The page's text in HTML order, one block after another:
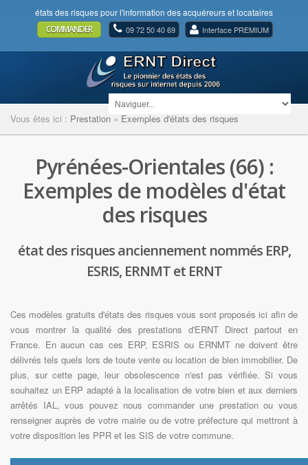
états des risques pour l'information des acquéreurs et locataires
COMMANDER
09 72 50 40 69 Interface PREMIUM
Vous êtes ici : Prestation » Exemples d'états des risques
Pyrénées-Orientales (66) :
Exemples de modèles d'état
des risques
état des risques anciennement nommés ERP,
ESRIS, ERNMT et ERNT
Ces modèles gratuits d'états des risques vous sont proposés ici afin de
vous montrer la qualité des prestations d'ERNT Direct partout en
France. En aucun cas ces ERP, ESRIS ou ERNMT ne doivent être
délivrés tels quels lors de toute vente ou location de bien immobilier. De
plus, sur cette page, leur obsolescence n'est pas vérifiée. Si vous
souhaitez un ERP adapté à la localisation de votre bien et aux derniers
arrêtés IAL, vous pouvez nous commander une prestation ou vous
renseigner auprès de votre mairie ou de votre préfecture qui mettront à
votre disposition les PPR et les SIS de votre commune.